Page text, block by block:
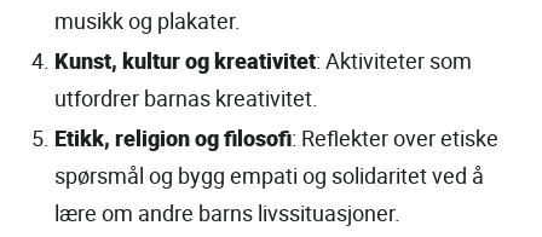
musikk og plakater.
Kunst, kultur og kreativitet: Aktiviteter som
utfordrer barnas kreativitet.
Etikk, religion og filosofi: Reflekter over etiske
spørsmål og bygg empati og solidaritet ved å
lære om andre barns livssituasjoner.